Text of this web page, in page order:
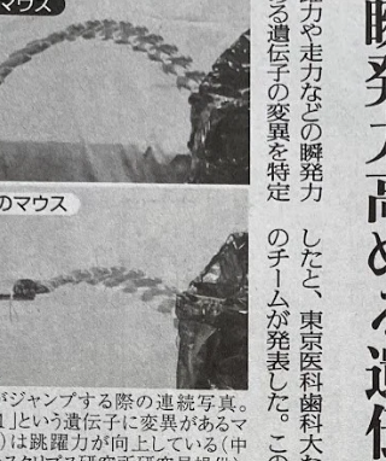
menu/167-...